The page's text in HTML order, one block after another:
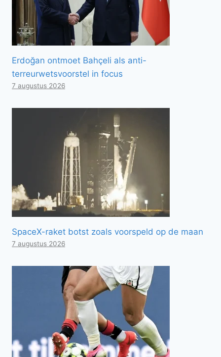
Erdoğan ontmoet Bahçeli als anti-
terreurwetsvoorstel in focus
7 augustus 2026
SpaceX-raket botst zoals voorspeld op de maan
7 augustus 2026